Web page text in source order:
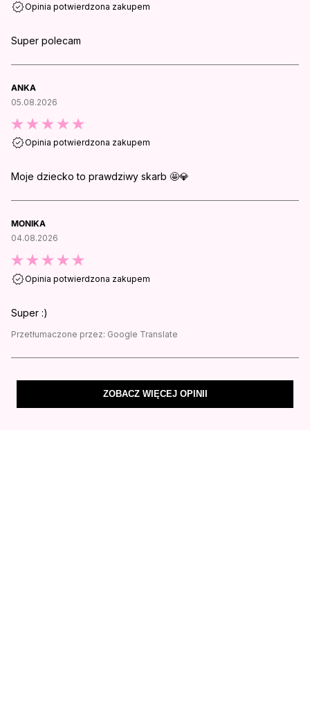
Opinia potwierdzona zakupem
Super polecam
ANKA
05.08.2026
Opinia potwierdzona zakupem
Moje dziecko to prawdziwy skarb 🤩💎
MONIKA
04.08.2026
Opinia potwierdzona zakupem
Super :)
Przetłumaczone przez: Google Translate
ZOBACZ WIĘCEJ OPINII